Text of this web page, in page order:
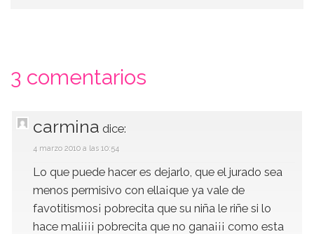
3 comentarios
carmina dice:
4 marzo 2010 a las 10:54
Lo que puede hacer es dejarlo, que el jurado sea
menos permisivo con ella¡que ya vale de
favotitismos¡ pobrecita que su niña le riñe si lo
hace mal¡¡¡¡ pobrecita que no gana¡¡¡ como esta